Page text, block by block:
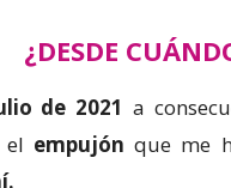
¿DESDE
de 2021 a
el empujón que me